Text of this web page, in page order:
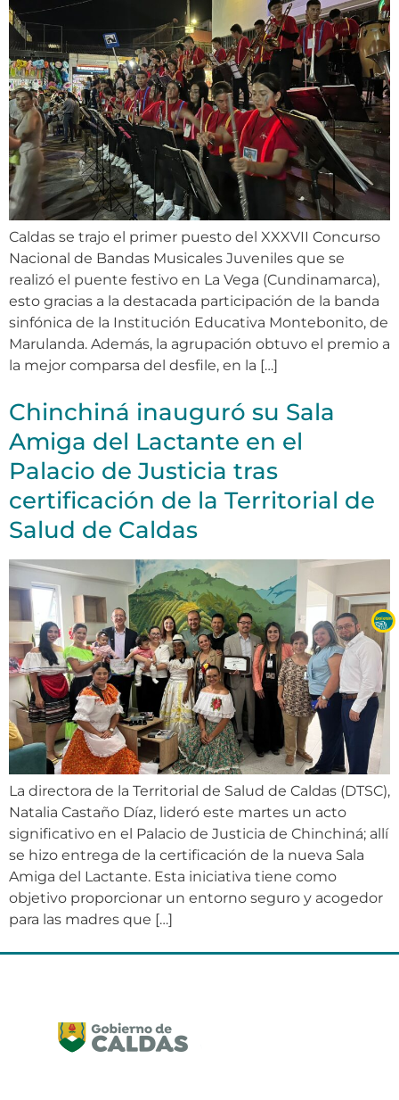
Caldas se trajo el primer puesto del XXXVII Concurso
Nacional de Bandas Musicales Juveniles que se
realizó el puente festivo en La Vega (Cundinamarca),
esto gracias a la destacada participación de la banda
sinfónica de la Institución Educativa Montebonito, de
Marulanda. Además, la agrupación obtuvo el premio a
la mejor comparsa del desfile, en la […]
Chinchiná inauguró su Sala
Amiga del Lactante en el
Palacio de Justicia tras
certificación de la Territorial de
Salud de Caldas
La directora de la Territorial de Salud de Caldas (DTSC),
Natalia Castaño Díaz, lideró este martes un acto
significativo en el Palacio de Justicia de Chinchiná; allí
se hizo entrega de la certificación de la nueva Sala
Amiga del Lactante. Esta iniciativa tiene como
objetivo proporcionar un entorno seguro y acogedor
para las madres que […]